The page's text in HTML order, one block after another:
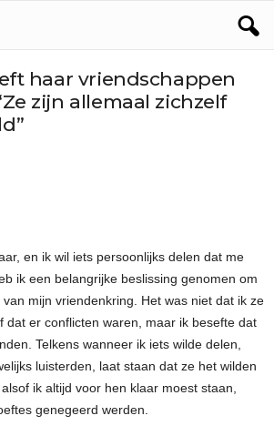
haar vriendschappen
zijn allemaal zichzelf
en ik wil iets persoonlijks delen dat me
ik een belangrijke beslissing genomen om
mijn vriendenkring. Het was niet dat ik ze
dat er conflicten waren, maar ik besefte dat
Telkens wanneer ik iets wilde delen,
luisterden, laat staan dat ze het wilden
ik altijd voor hen klaar moest staan,
genegeerd werden.